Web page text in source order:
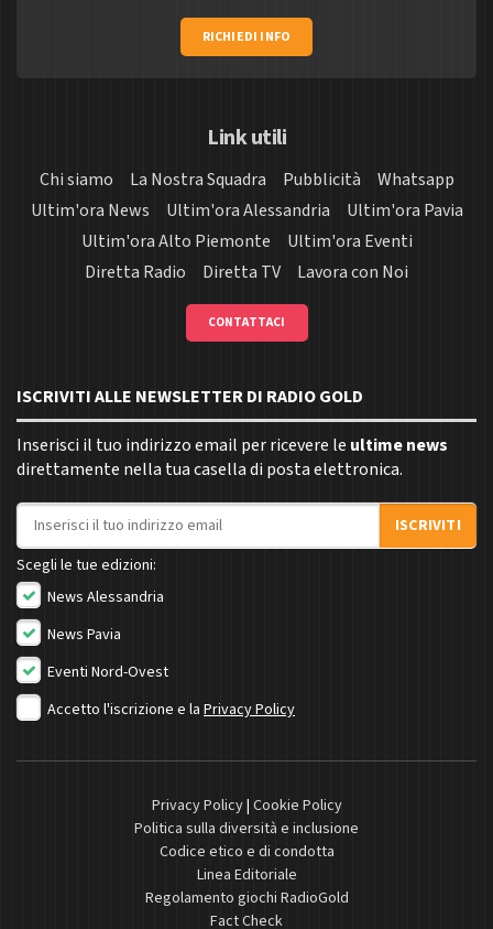
RICHIEDI INFO
Link utili
Chi siamo La Nostra Squadra Pubblicità
Whatsapp
Ultim'ora News
Ultim'ora Alessandria
Ultim'ora Pavia
Ultim'ora Alto Piemonte
Ultim'ora Eventi
Diretta Radio
Diretta TV Lavora con Noi
CONTATTACI
ISCRIVITI ALLE NEWSLETTER DI RADIO GOLD
Inserisci il tuo indirizzo email per ricevere le ultime news
direttamente nella tua casella di posta elettronica.
Indirizzo email
ISCRIVITI
Scegli le tue edizioni:
News Alessandria
News Pavia
Eventi Nord-Ovest
Accetto l'iscrizione e la Privacy Policy
Privacy Policy| Cookie Policy
Politica sulla diversità e inclusione
Codice etico e di condotta
Linea Editoriale
Regolamento giochi RadioGold
Fact Check